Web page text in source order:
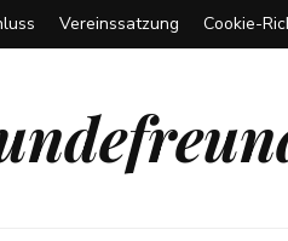
Vereinssatzung Cookie-